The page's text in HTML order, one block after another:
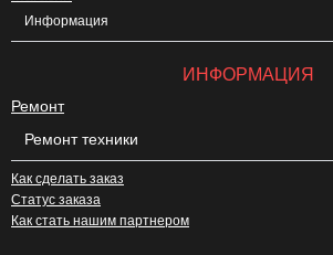
Информация
ИНФОРМАЦИЯ
Ремонт
Ремонт техники
Как сделать заказ
Статус заказа
Как стать нашим партнером